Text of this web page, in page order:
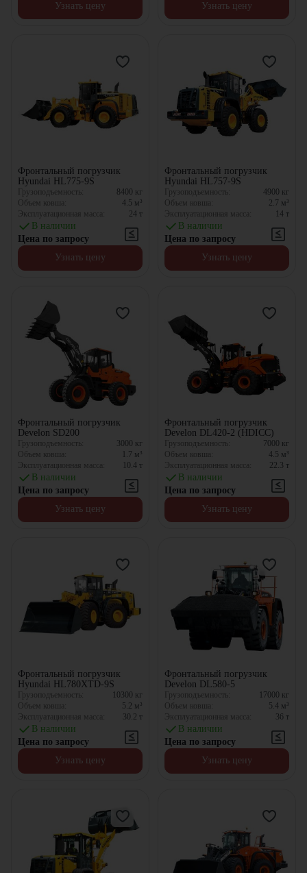
Узнать цену
Узнать цену
Фронтальный погрузчик
Hyundai HL775-9S
Грузоподъемность: 8400 кг
Объем ковша:
4.5 м³
Эксплуатационная масса:
24 т
В наличии
Цена по запросу
Узнать цену
Фронтальный погрузчик
Hyundai HL757-9S
Грузоподъемность: 4900 кг
Объем ковша:
2.7 м³
Эксплуатационная масса:
14 т
В наличии
Цена по запросу
Узнать цену
Фронтальный погрузчик
Develon SD200
Грузоподъемность: 3000 кг
Объем ковша:
1.7 м³
Эксплуатационная масса:
10.4 т
В наличии
Цена по запросу
Узнать цену
Фронтальный погрузчик
Develon DL420-2 (HDICC)
Грузоподъемность: 7000 кг
Объем ковша:
4.5 м³
Эксплуатационная масса:
22.3 т
В наличии
Цена по запросу
Узнать цену
Фронтальный погрузчик
Hyundai HL780XTD-9S
Грузоподъемность: 10300 кг
Объем ковша:
5.2 м³
Эксплуатационная масса:
30.2 т
В наличии
Цена по запросу
Узнать цену
Фронтальный погрузчик
Develon DL580-5
Грузоподъемность: 17000 кг
Объем ковша:
5.4 м³
Эксплуатационная масса:
36 т
В наличии
Цена по запросу
Узнать цену